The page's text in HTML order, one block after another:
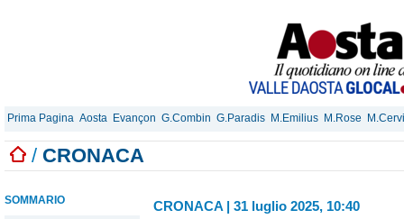
Prima Pagina Aosta Evançon G.Combin G.Paradis M.Emilius M.Rose
/ CRONACA
SOMMARIO CRONACA | 31 luglio 2025, 10:40